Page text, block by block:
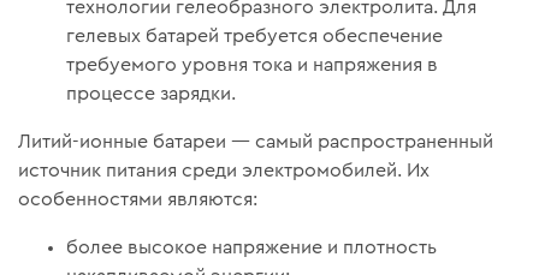
технологии гелеобразного электролита. Для
гелевых батарей требуется обеспечение
требуемого уровня тока и напряжения в
процессе зарядки.
Литий-ионные батареи — самый распространенный
источник питания среди электромобилей. Их
особенностями являются:
более высокое напряжение и плотность